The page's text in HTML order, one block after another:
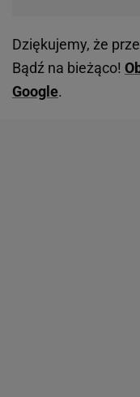
Dziękujemy, że
Bądź na bieżąco!
Google.